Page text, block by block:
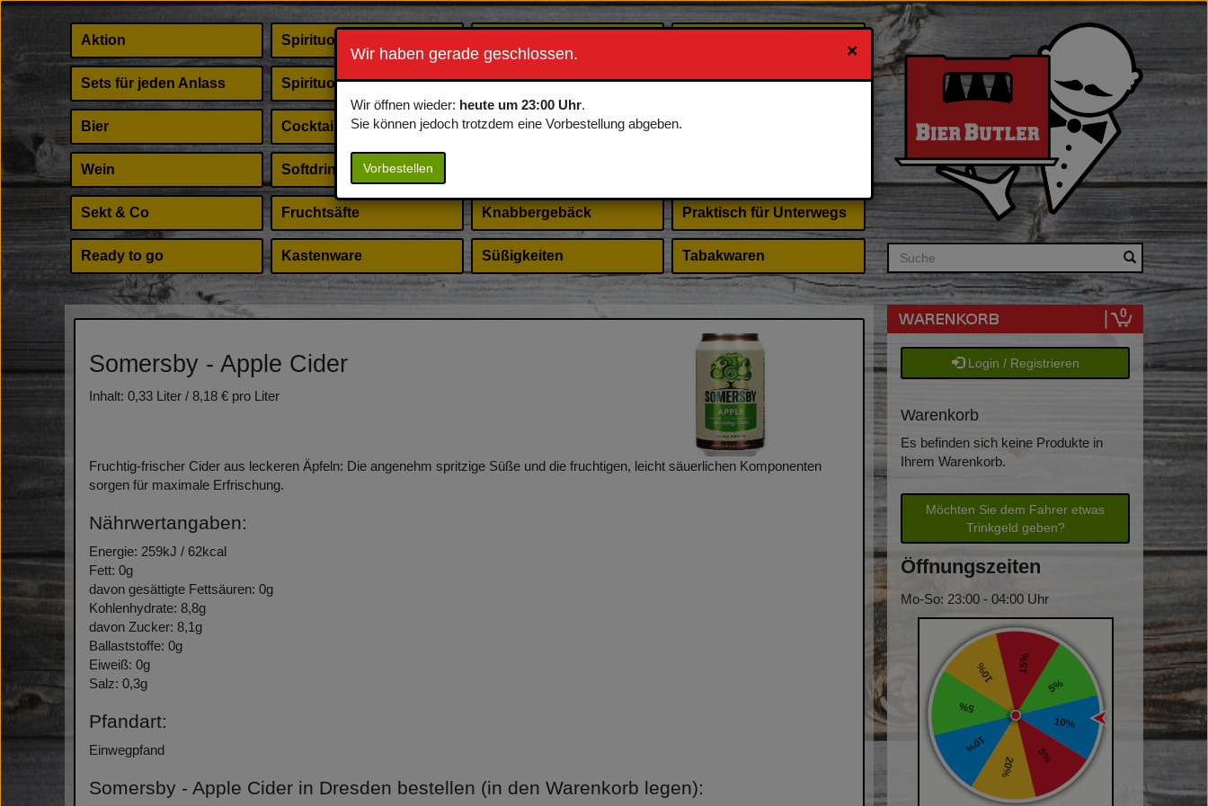
×
Wir haben gerade geschlossen.
Wir öffnen wieder: heute um 23:00 Uhr.
Sie können jedoch trotzdem eine Vorbestellung abgeben.
Vorbestellen
Aktion
Sets für jeden Anlass
Bier
Wein
Sekt & Co
Ready to go
Spirituosen
Spirituosen Shots
Cocktail Zubehör
Softdrinks
Fruchtsäfte
Kastenware
Neumanns Eis
Speisen
Knabbergebäck
Süßigkeiten
Erotisches für Sie & Ihn
Praktisch für Unterwegs
Tabakwaren Search
Somersby - Apple Cider
Inhalt: 0,33 Liter / 8,18 € pro Liter
Fruchtig-frischer Cider aus leckeren Äpfeln: Die angenehm spritzige Süße und die fruchtigen, leicht säuerlichen Komponenten
sorgen für maximale Erfrischung.
Nährwertangaben:
Energie: 259kJ / 62kcal
Fett: 0g
davon gesättigte Fettsäuren: 0g
Kohlenhydrate: 8,8g
davon Zucker: 8,1g
Ballaststoffe: 0g
Eiweiß: 0g
Salz: 0,3g
Pfandart:
Einwegpfand
Somersby - Apple Cider in Dresden bestellen (in den Warenkorb legen):
0
Login / Registrieren
Warenkorb
Es befinden sich keine Produkte in
Ihrem Warenkorb.
Möchten Sie dem Fahrer etwas
Trinkgeld geben?
Öffnungszeiten
Mo-So: 23:00 - 04:00 Uhr